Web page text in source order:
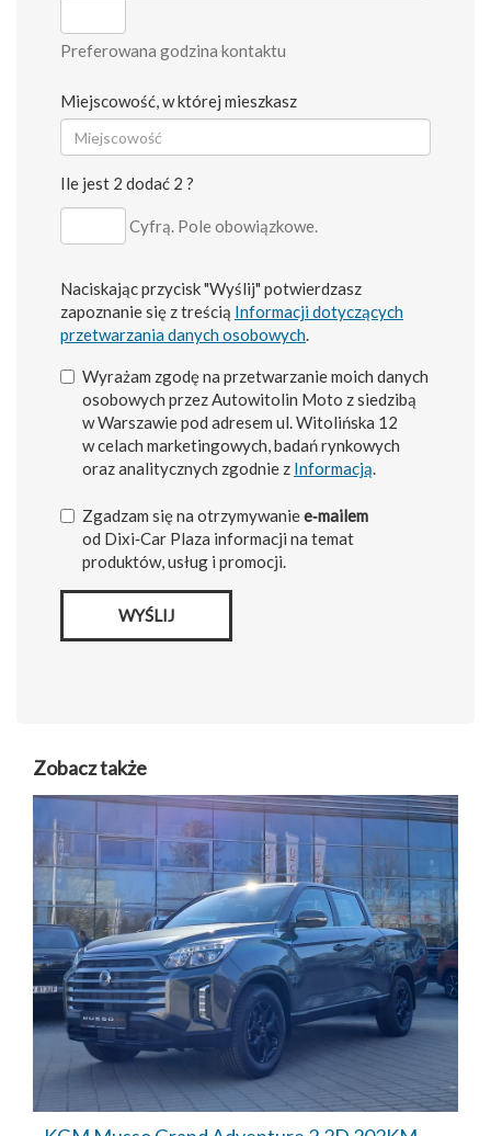
Preferowana godzina kontaktu
Miejscowość, w której mieszkasz
Ile jest 2 dodać 2 ?
Cyfrą. Pole obowiązkowe.
Naciskając przycisk "Wyślij" potwierdzasz
zapoznanie się z treścią Informacji dotyczących
przetwarzania danych osobowych
Wyrażam zgodę na przetwarzanie moich danych
osobowych przez Autowitolin Moto z siedzibą
w Warszawie pod adresem ul. Witolińska 12
w celach marketingowych, badań rynkowych
oraz analitycznych zgodnie z Informacją
Zgadzam się na otrzymywaniee‑mailem
od Dixi‑Car Plaza informacji na temat
produktów, usług i promocji.
WYŚLIJ
Zobacz także